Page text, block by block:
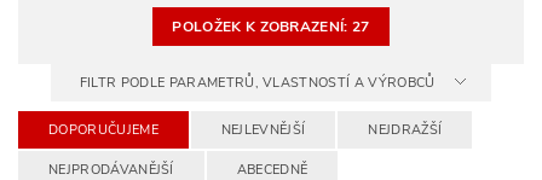
POLOŽEK K ZOBRAZENÍ:27
FILTR PODLE PARAMETRŮ, VLASTNOSTÍ A VÝROBCŮ
DOPORUČUJEME NEJLEVNĚJŠÍ NEJDRAŽŠÍ
NEJPRODÁVANĚJŠÍ ABECEDNĚ